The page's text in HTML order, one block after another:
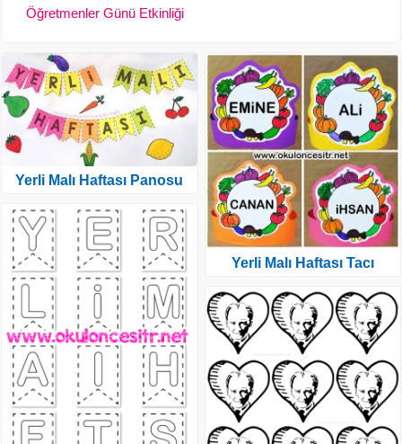
Öğretmenler Günü Etkinliği
Yerli Malı Haftası Panosu
Yerli Malı Haftası Tacı